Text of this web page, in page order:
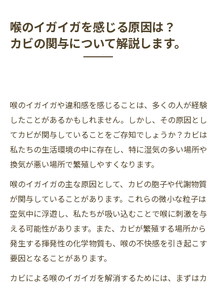
喉のイガイガを感じる原因は？
カビの関与について解説します。
喉のイガイガや違和感を感じることは、多くの人が経験
したことがあるかもしれません。しかし、その原因とし
てカビが関与していることをご存知でしょうか？カビは
私たちの生活環境の中に存在し、特に湿気の多い場所や
換気が悪い場所で繁殖しやすくなります。
喉のイガイガの主な原因として、カビの胞子や代謝物質
が関与していることがあります。これらの微小な粒子は
空気中に浮遊し、私たちが吸い込むことで喉に刺激を与
える可能性があります。また、カビが繁殖する場所から
発生する揮発性の化学物質も、喉の不快感を引き起こす
要因となることがあります。
カビによる喉のイガイガを解消するためには、まずはカ